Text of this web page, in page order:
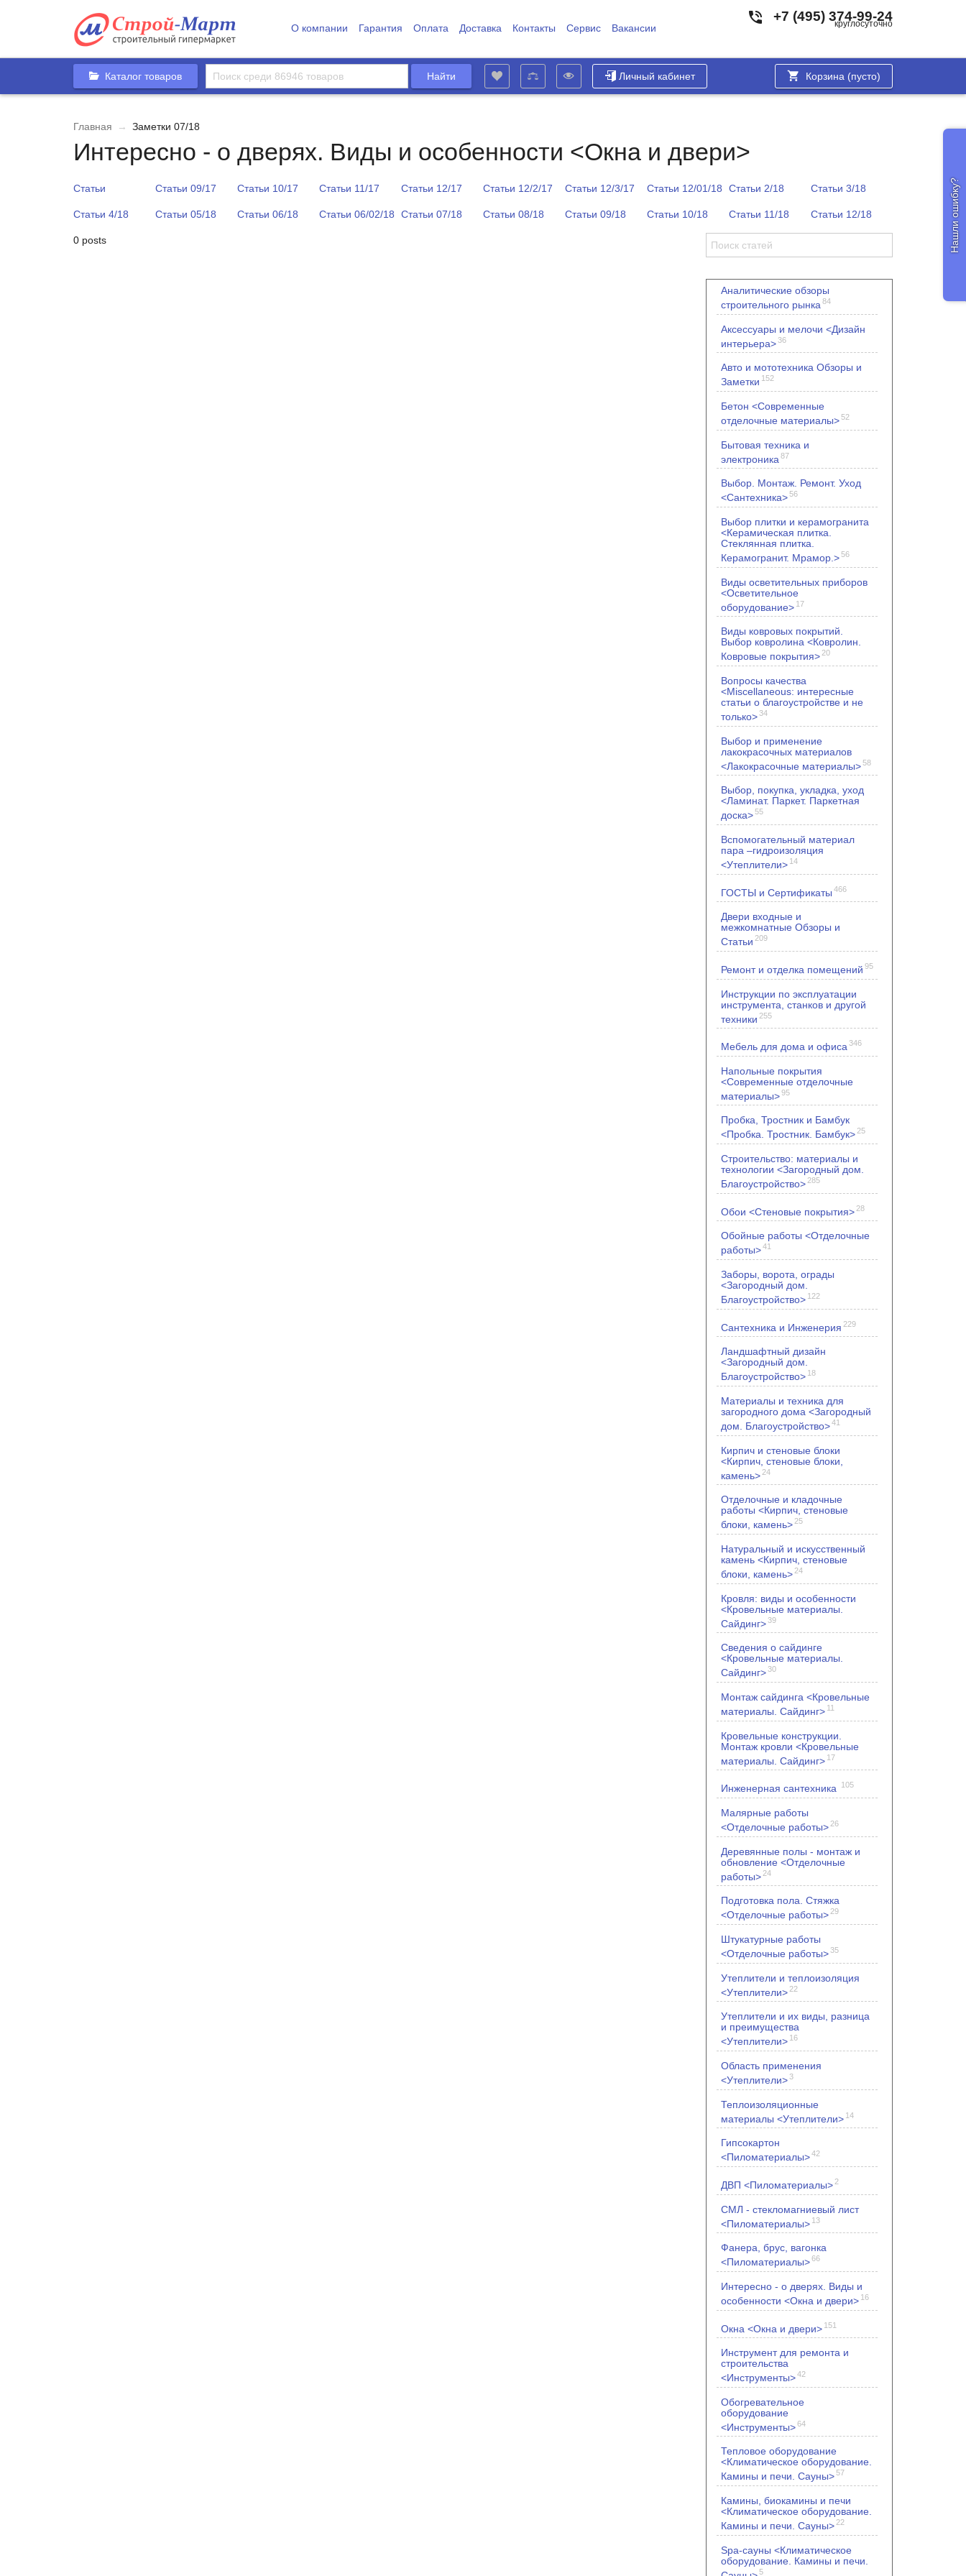
О компании Гарантия Оплата Доставка Контакты Сервис Вакансии
+7 (495) 374-99-24
круглосуточно
Каталог товаров Личный кабинет Корзина (пусто)
Главная → Заметки 07/18
Интересно - о дверях. Виды и особенности <Окна и двери>
Статьи Статьи 09/17 Статьи 10/17 Статьи 11/17 Статьи 12/17 Статьи 12/2/17 Статьи 12/3/17 Статьи 12/01/18 Статьи 2/18 Статьи 3/18
Статьи 4/18 Статьи 05/18 Статьи 06/18 Статьи 06/02/18 Статьи 07/18 Статьи 08/18 Статьи 09/18 Статьи 10/18 Статьи 11/18 Статьи 12/18
0 posts
Аналитические обзоры
строительного рынка 84
Аксессуары и мелочи <Дизайн
интерьера>36
Авто и мототехника Обзоры и
Заметки 152
Бетон <Современные
отделочные материалы>52
Бытовая техника и
электроника 87
Выбор. Монтаж. Ремонт. Уход
<Сантехника>56
Выбор плитки и керамогранита
<Керамическая плитка.
Стеклянная плитка.
Керамогранит. Мрамор.>56
Виды осветительных приборов
<Осветительное
оборудование> 17
Виды ковровых покрытий.
Выбор ковролина <Ковролин.
Ковровые покрытия> 20
Вопросы качества
<Miscellaneous: интересные
статьи о благоустройстве и не
только>34
Выбор и применение
лакокрасочных материалов
<Лакокрасочные материалы>58
Выбор, покупка, укладка, уход
<Ламинат. Паркет. Паркетная
доска>55
Вспомогательный материал
пара –гидроизоляция
<Утеплители> 14
ГОСТЫ и Сертификаты 466
Двери входные и
межкомнатные Обзоры и
Статьи 209
Ремонт и отделка помещений 95
Инструкции по эксплуатации
инструмента, станков и другой
техники 255
Мебель для дома и офиса 346
Напольные покрытия
<Современные отделочные
материалы>95
Пробка, Тростник и Бамбук
<Пробка. Тростник. Бамбук>25
Строительство: материалы и
технологии <Загородный дом.
Благоустройство> 285
Обои <Стеновые покрытия> 28
Обойные работы <Отделочные
работы>41
Заборы, ворота, ограды
<Загородный дом.
Благоустройство> 122
Сантехника и Инженерия 229
Ландшафтный дизайн
<Загородный дом.
Благоустройство> 18
Материалы и техника для
загородного дома <Загородный
дом. Благоустройство>41
Кирпич и стеновые блоки
<Кирпич, стеновые блоки,
камень> 24
Отделочные и кладочные
работы <Кирпич, стеновые
блоки, камень> 25
Натуральный и искусственный
камень <Кирпич, стеновые
блоки, камень> 24
Кровля: виды и особенности
<Кровельные материалы.
Сайдинг>39
Сведения о сайдинге
<Кровельные материалы.
Сайдинг>30
Монтаж сайдинга <Кровельные
материалы. Сайдинг> 11
Кровельные конструкции.
Монтаж кровли <Кровельные
материалы. Сайдинг> 17
Инженерная сантехника 105
Малярные работы
<Отделочные работы> 26
Деревянные полы - монтаж и
обновление <Отделочные
работы> 24
Подготовка пола. Стяжка
<Отделочные работы> 29
Штукатурные работы
<Отделочные работы>35
Утеплители и теплоизоляция
<Утеплители> 22
Утеплители и их виды, разница
и преимущества
<Утеплители> 16
Область применения
<Утеплители>3
Теплоизоляционные
материалы <Утеплители> 14
Гипсокартон
<Пиломатериалы>42
ДВП <Пиломатериалы> 2
СМЛ - стекломагниевый лист
<Пиломатериалы> 13
Фанера, брус, вагонка
<Пиломатериалы>66
Интересно - о дверях. Виды и
особенности <Окна и двери> 16
Окна <Окна и двери> 151
Инструмент для ремонта и
строительства
<Инструменты>42
Обогревательное
оборудование
<Инструменты>64
Тепловое оборудование
<Климатическое оборудование.
Камины и печи. Сауны>57
Камины, биокамины и печи
<Климатическое оборудование.
Камины и печи. Сауны> 22
Spa-сауны <Климатическое
оборудование. Камины и печи.
5
Нашли ошибку?